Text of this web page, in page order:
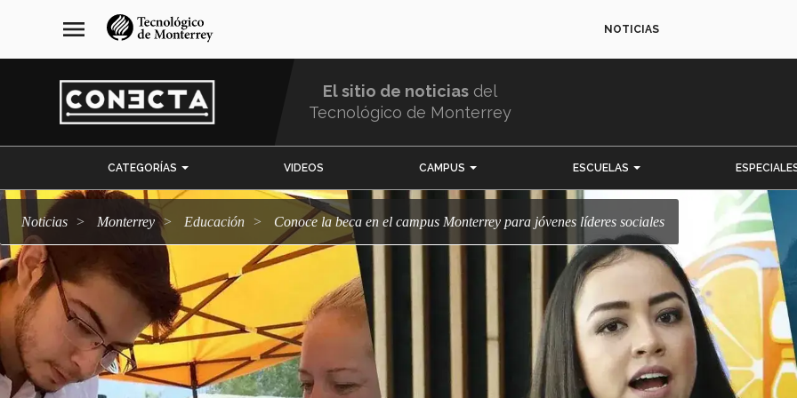
navegación
principal
menu NOTICIAS
El sitio de noticias del
Tecnológico de Monterrey
CATEGORÍAS VIDEOS CAMPUS ESCUELAS
Noticias Monterrey Educación Conoce la beca en el campus Monterrey para jóvenes líderes sociales